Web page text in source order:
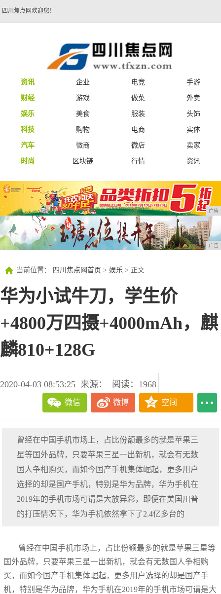
四川焦点网欢迎您！
资讯 企业 电竞
手游
财经
游戏 做菜
外卖
娱乐
美食 服装
头饰
科技
购物 电商
实体
汽车
微商 微店
卖家
时尚
区块链 行情 资讯
广告
广告
当前位置： 四川焦点网首页 > 娱乐 > 正文
华为小试牛刀，学生价
+4800万四摄+4000mAh，麒
麟810+128G
2020-04-03 08:53:25 来源： 阅读：1968
微信 微博 空间
曾经在中国手机市场上，占比份额最多的就是苹果三
星等国外品牌，只要苹果三星一出新机，就会有无数
国人争相购买，而如今国产手机集体崛起，更多用户
选择的却是国产手机，特别是华为品牌，华为手机在
2019年的手机市场可谓是大放异彩，即便在美国川普
的打压情况下，华为手机依然拿下了2.4亿多台的
曾经在中国手机市场上，占比份额最多的就是苹果三星等
国外品牌，只要苹果三星一出新机，就会有无数国人争相购
买，而如今国产手机集体崛起，更多用户选择的却是国产手
机，特别是华为品牌，华为手机在2019年的手机市场可谓是大